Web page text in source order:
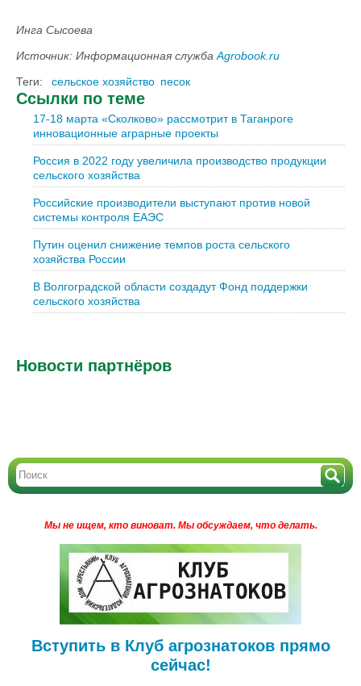
Инга Сысоева
Источник: Информационная служба Agrobook.ru
Теги:
сельское хозяйство песок
Ссылки по теме
17-18 марта «Сколково» рассмотрит в Таганроге
инновационные аграрные проекты
Россия в 2022 году увеличила производство продукции
сельского хозяйства
Российские производители выступают против новой
системы контроля ЕАЭС
Путин оценил снижение темпов роста сельского
хозяйства России
В Волгоградской области создадут Фонд поддержки
сельского хозяйства
Новости партнёров
Мы не ищем, кто виноват. Мы обсуждаем, что делать.
Вступить в Клуб агрознатоков прямо
сейчас!